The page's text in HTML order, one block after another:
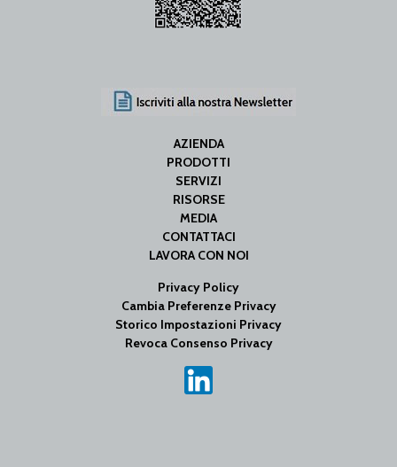
AZIENDA
PRODOTTI
SERVIZI
RISORSE
MEDIA
CONTATTACI
LAVORA CON NOI
Privacy Policy
Cambia Preferenze Privacy
Storico Impostazioni Privacy
Revoca Consenso Privacy